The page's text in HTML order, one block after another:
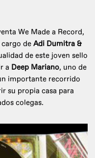
We Made a Record,
de Adi Dumitra &
de este joven sello
a Deep Mariano, uno de
importante recorrido
su propia casa para
colegas.